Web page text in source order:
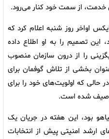
اواخر روز شنبه اعلام کرد که
تصمیم را به او اطلاع داده
را از درون سازمان منصوب
بخشی از تلاش گوفمان برای
حالی که اولویت‌های خود را برای
شده است.
بود، این هفته در جریان یک
ارشد امنیتی پیش از انتخابات